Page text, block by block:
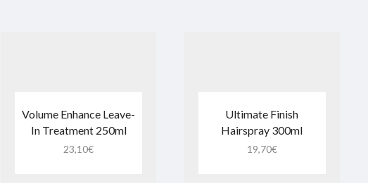
Volume Enhance Leave-
In Treatment 250ml
23,10€
Ultimate Finish
Hairspray 300ml
19,70€